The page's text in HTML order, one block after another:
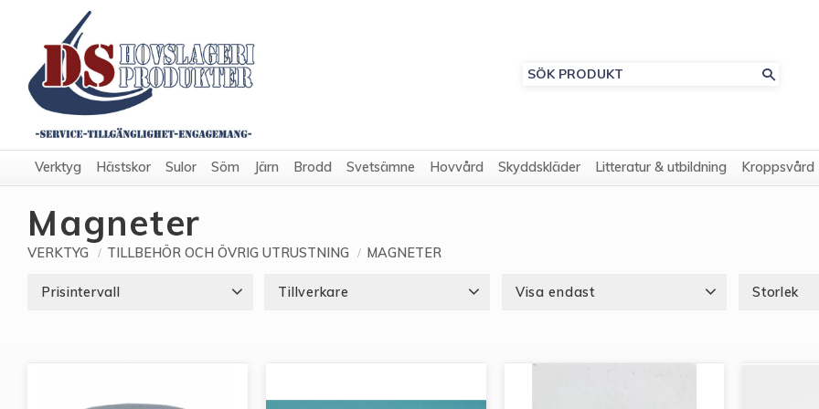
Verktyg Hästskor Sulor Söm Järn Brodd Svetsämne Hovvård Skyddskläder Litteratur & utbildning Kroppsvård
Magneter
VERKTYG TILLBEHÖR OCH ÖVRIG UTRUSTNING MAGNETER
Prisintervall Tillverkare Visa endast Storlek